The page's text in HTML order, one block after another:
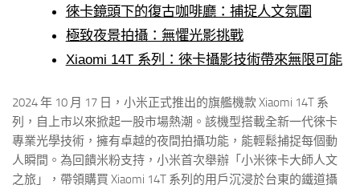
徠卡鏡頭下的復古咖啡廳：捕捉人文氛圍
極致夜景拍攝：無懼光影挑戰
Xiaomi 14T 系列：徠卡攝影技術帶來無限可能
2024 年 10 月 17 日，小米正式推出的旗艦機款 Xiaomi 14T 系
列，自上市以來掀起一股市場熱潮。該機型搭載全新一代徠卡
專業光學技術，擁有卓越的夜間拍攝功能，能輕鬆捕捉每個動
人瞬間。為回饋米粉支持，小米首次舉辦「小米徠卡大師人文
之旅」，帶領購買 Xiaomi 14T 系列的用戶沉浸於台東的鐵道攝